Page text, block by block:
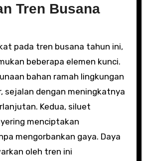
Tren Busana
pada tren busana tahun ini,
beberapa elemen kunci.
bahan ramah lingkungan
sejalan dengan meningkatnya
Kedua, siluet
menciptakan
mengorbankan gaya. Daya
oleh tren ini